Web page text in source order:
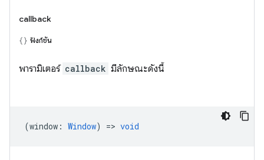
callback
ฟังก์ชัน
พารามิเตอร์ callback มีลักษณะดังนี้
(window : Window) => void